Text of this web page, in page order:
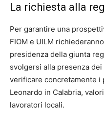
La richiesta alla
Per garantire una
FIOM e UILM
presidenza della giunta
svolgersi alla presenza
verificare concretamente i
Leonardo in Calabria,
lavoratori locali.